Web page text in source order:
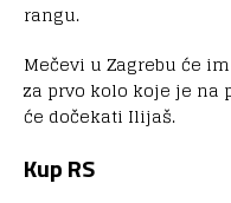
rangu.
Mečevi u Zagrebu će
za prvo kolo koje je na
će dočekati Ilijaš.
Kup RS